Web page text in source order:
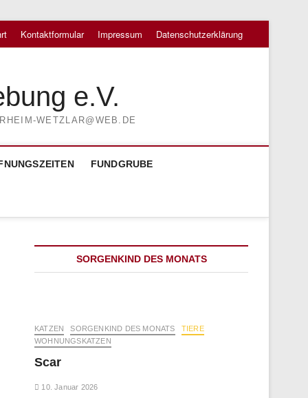
Kontaktformular Impressum Datenschutzerklärung
e.V.
WETZLAR@WEB.DE
FUNDGRUBE
SORGENKIND DES MONATS
KATZEN SORGENKIND DES MONATS
TIERE
WOHNUNGSKATZEN
Scar
10. Januar 2026